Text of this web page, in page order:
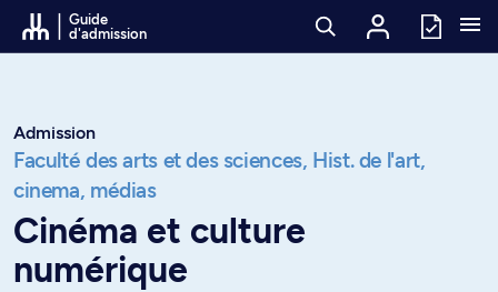
Passer au contenu
Guide
d'admission
Admission
Faculté des arts et des sciences, Hist. de l'art,
cinema, médias
Cinéma et culture
numérique